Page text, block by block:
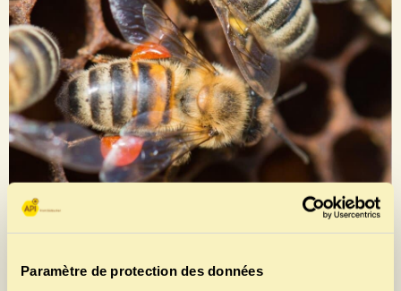
Paramètre de protection des données